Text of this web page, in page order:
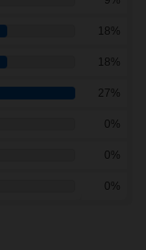
18%
18%
27%
0%
0%
0%